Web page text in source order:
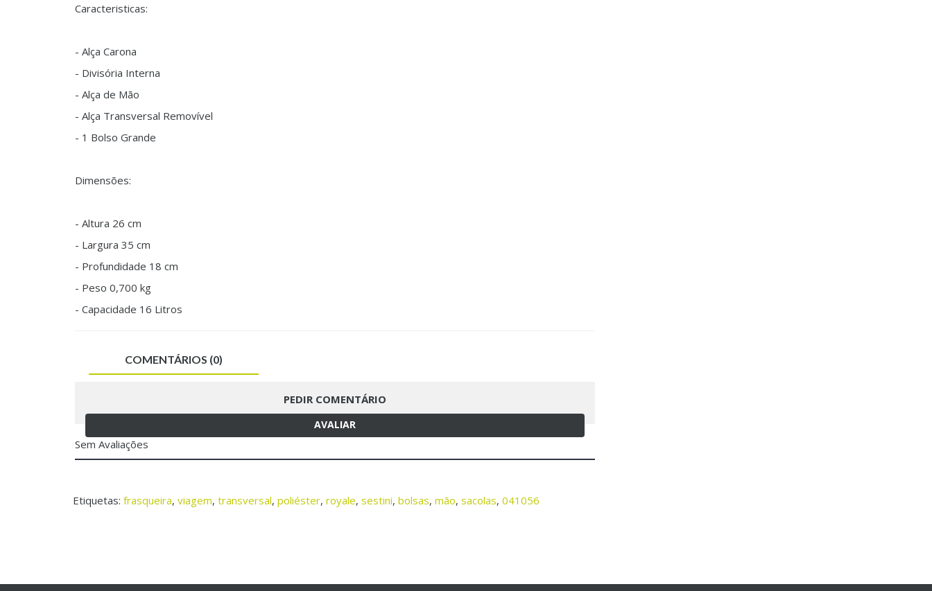
Caracteristicas:
- Alça Carona
- Divisória Interna
- Alça de Mão
- Alça Transversal Removível
- 1 Bolso Grande
Dimensões:
- Altura 26 cm
- Largura 35 cm
- Profundidade 18 cm
- Peso 0,700 kg
- Capacidade 16 Litros
COMENTÁRIOS (0)
PEDIR COMENTÁRIO
AVALIAR
Sem Avaliações
Etiquetas: frasqueira, viagem, transversal, poliéster, royale, sestini, bolsas, mão, sacolas, 041056